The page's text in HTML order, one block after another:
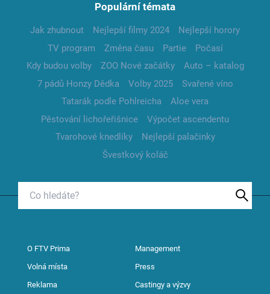
Populární témata
Jak zhubnout Nejlepší filmy 2024
Nejlepší horory
TV program
Změna času Partie
Počasí
Kdy budou volby
ZOO Nové začátky
Auto – katalog
7 pádů Honzy Dědka
Volby 2025
Svařené víno
Tatarák podle Pohlreicha
Aloe vera
Pěstování lichořeřišnice
Výpočet ascendentu
Tvarohové knedlíky
Nejlepší palačinky
Švestkový koláč
O FTV Prima Management
Volná místa Press
Reklama Castingy a výzvy